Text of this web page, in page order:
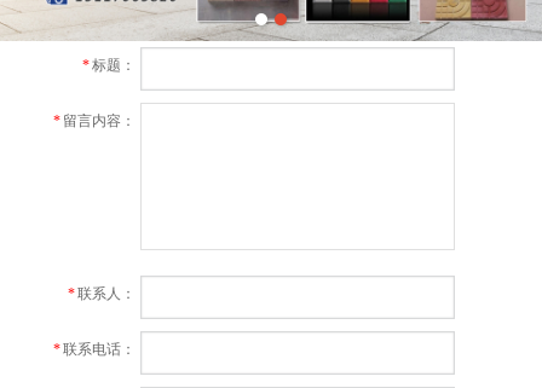
*标题：
* 留言内容：
*联系人：
*联系电话：